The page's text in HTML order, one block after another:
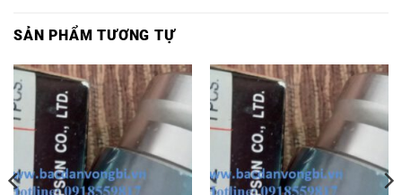
SẢN PHẨM TƯƠNG TỰ